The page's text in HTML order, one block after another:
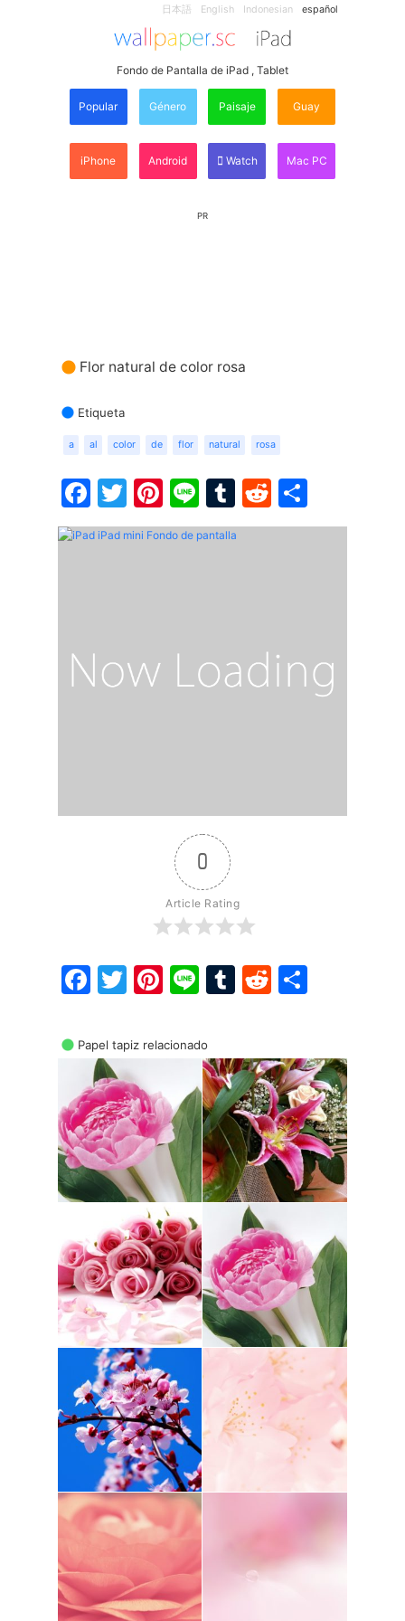
日本語 English Indonesian español
Fondo de Pantalla de iPad , Tablet
Popular Género Paisaje Guay
iPhone Android Watch Mac PC
PR
Flor natural de color rosa
Etiqueta
a al color de flor natural rosa
Facebook
Twitter
Pinterest
LineTumblr
Reddit
0
Article Rating
Facebook
Twitter
Pinterest
LineTumblr
Reddit
Papel tapiz relacionado